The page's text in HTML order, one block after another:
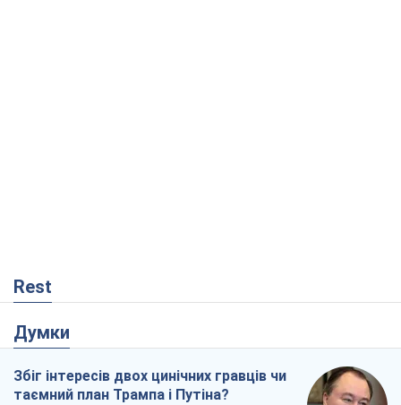
Rest
Думки
Збіг інтересів двох цинічних гравців чи
таємний план Трампа і Путіна?